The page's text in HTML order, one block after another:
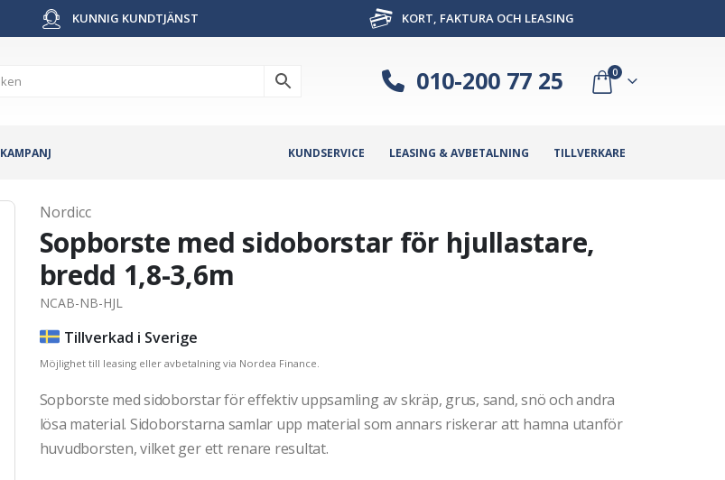
KUNNIG KUNDTJÄNST KORT, FAKTURA OCH LEASING
010-200 77 25 0
KAMPANJ KUNDSERVICE LEASING & AVBETALNING TILLVERKARE
Nordicc
Sopborste med sidoborstar för hjullastare,
bredd 1,8-3,6m
NCAB-NB-HJL
Tillverkad i Sverige
Möjlighet till leasing eller avbetalning via Nordea Finance.
Sopborste med sidoborstar för effektiv uppsamling av skräp, grus, sand, snö och andra
lösa material. Sidoborstarna samlar upp material som annars riskerar att hamna utanför
huvudborsten, vilket ger ett renare resultat.